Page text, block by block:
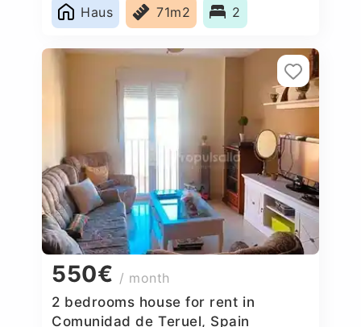
Haus
71m2 2
550€ / month
2 bedrooms house for rent in
Comunidad de Teruel, Spain